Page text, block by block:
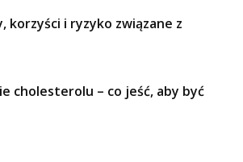
korzyści i ryzyko związane z
cholesterolu – co jeść, aby być